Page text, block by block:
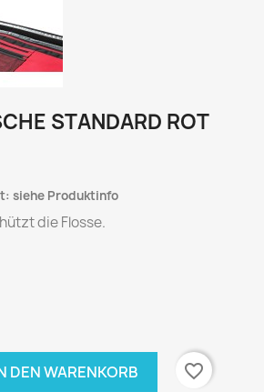
STANDARD ROT
siehe Produktinfo
die Flosse.
DEN WARENKORB
favorite_border